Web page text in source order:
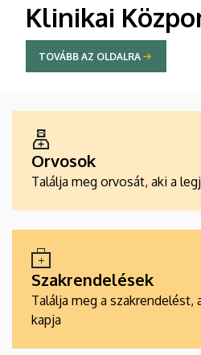
Klinikai
TOVÁBB AZ OLDALRA
Orvosok
Találja meg orvosát, aki a
Szakrendelések
Találja meg a
kapja